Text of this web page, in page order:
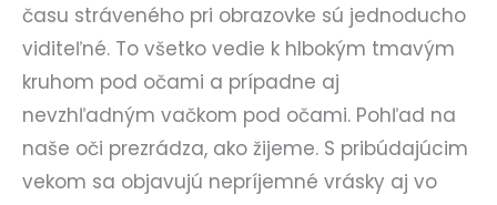
času stráveného pri obrazovke sú jednoducho
viditeľné. To všetko vedie k hlbokým tmavým
kruhom pod očami a prípadne aj
nevzhľadným vačkom pod očami. Pohľad na
naše oči prezrádza, ako žijeme. S pribúdajúcim
vekom sa objavujú nepríjemné vrásky aj vo